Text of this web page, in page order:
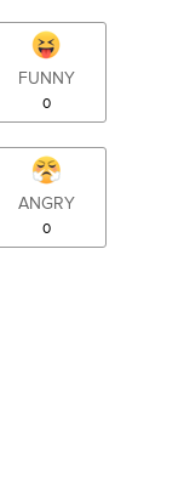
FUNNY
0
ANGRY
0